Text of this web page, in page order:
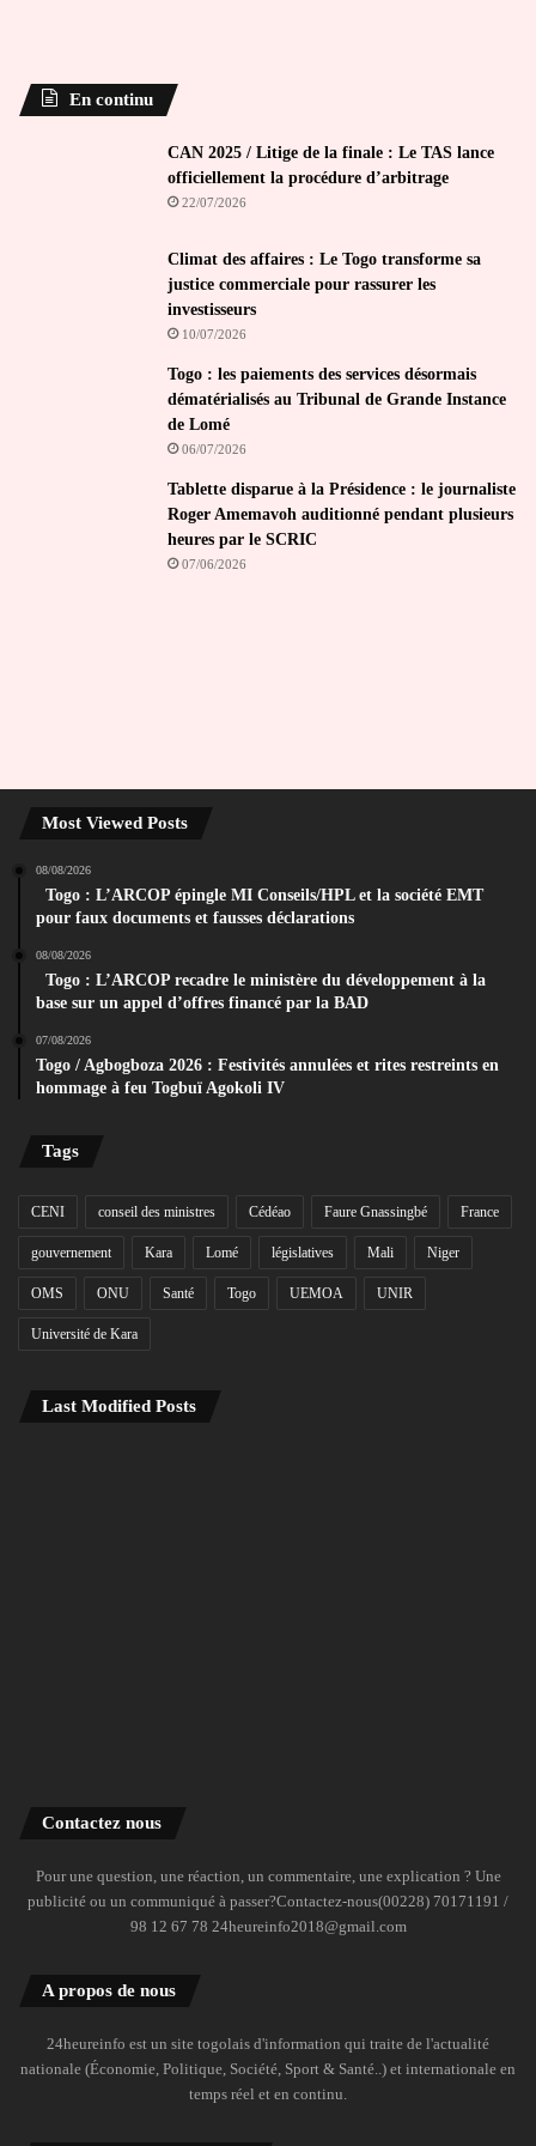
En continu
CAN 2025 / Litige de la finale : Le TAS lance
officiellement la procédure d’arbitrage
22/07/2026
Climat des affaires : Le Togo transforme sa
justice commerciale pour rassurer les
investisseurs
10/07/2026
Togo : les paiements des services désormais
dématérialisés au Tribunal de Grande Instance
de Lomé
06/07/2026
Tablette disparue à la Présidence : le journaliste
Roger Amemavoh auditionné pendant plusieurs
heures par le SCRIC
07/06/2026
Most Viewed Posts
08/08/2026
Togo : L’ARCOP épingle MI Conseils/HPL et la société EMT
pour faux documents et fausses déclarations
08/08/2026
Togo : L’ARCOP recadre le ministère du développement à la
base sur un appel d’offres financé par la BAD
07/08/2026
Togo / Agbogboza 2026 : Festivités annulées et rites restreints en
hommage à feu Togbuï Agokoli IV
Tags
CENI conseil des ministres Cédéao Faure Gnassingbé France
gouvernement Kara Lomé législatives Mali Niger
OMS ONU Santé Togo UEMOA UNIR
Université de Kara
Last Modified Posts
Contactez nous
Pour une question, une réaction, un commentaire, une explication ? Une
publicité ou un communiqué à passer?Contactez-nous(00228) 70171191 /
98 12 67 78 24heureinfo2018@gmail.com
A propos de nous
24heureinfo est un site togolais d'information qui traite de l'actualité
nationale (Économie, Politique, Société, Sport & Santé..) et internationale en
temps réel et en continu.